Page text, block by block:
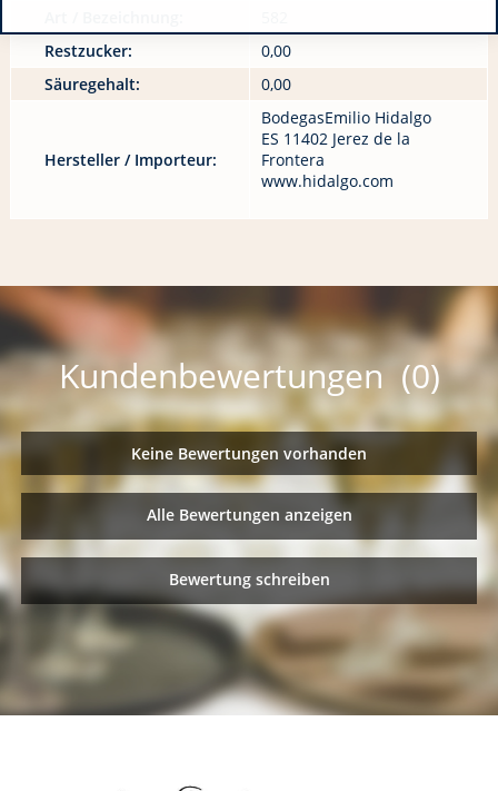
Restzucker:
0,00
Säuregehalt:
0,00
Hersteller / Importeur:
BodegasEmilio Hidalgo
ES 11402 Jerez de la
Frontera
www.hidalgo.com
Kundenbewertungen (0)
Keine Bewertungen vorhanden
Alle Bewertungen anzeigen
Bewertung schreiben